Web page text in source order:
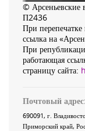
©
П2436
При
ссылка на
При
работающая
страницу сайта:
Почтовый адрес:
690091, г.
Приморский край,